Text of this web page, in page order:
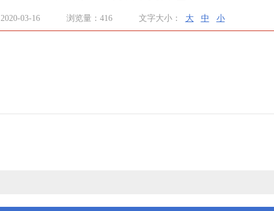
03-16 浏览量：416 文字大小： 大 中 小